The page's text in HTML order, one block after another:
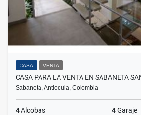
CASA VENTA
CASA PARA LA VENTA EN SABANETA
Sabaneta, Antioquia, Colombia
4Alcobas 4Garaje